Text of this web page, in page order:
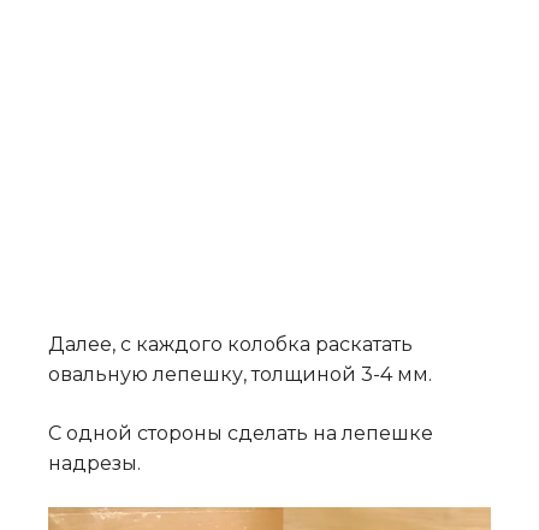
Далее, с каждого колобка раскатать
овальную лепешку, толщиной 3-4 мм.
С одной стороны сделать на лепешке
надрезы.